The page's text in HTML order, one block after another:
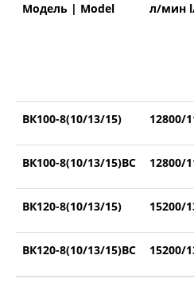
Модель | Model л/мин
ВК100-8(10/13/15) 12800/
ВК100-8(10/13/15)ВС 12800/
ВК120-8(10/13/15) 15200/
ВК120-8(10/13/15)ВС 15200/